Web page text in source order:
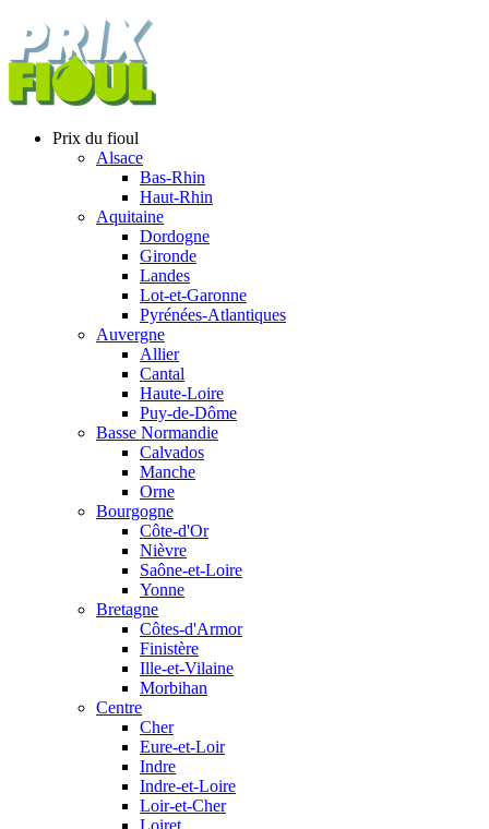
Prix du fioul
Alsace
Bas-Rhin
Haut-Rhin
Aquitaine
Dordogne
Gironde
Landes
Lot-et-Garonne
Pyrénées-Atlantiques
Auvergne
Allier
Cantal
Haute-Loire
Puy-de-Dôme
Basse Normandie
Calvados
Manche
Orne
Bourgogne
Côte-d'Or
Nièvre
Saône-et-Loire
Yonne
Bretagne
Côtes-d'Armor
Finistère
Ille-et-Vilaine
Morbihan
Centre
Cher
Eure-et-Loir
Indre
Indre-et-Loire
Loir-et-Cher
Loiret